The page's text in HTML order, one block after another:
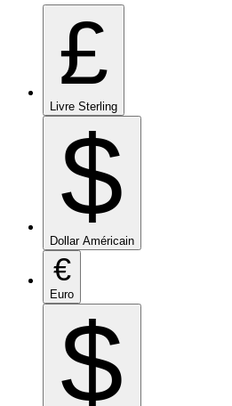
£
Livre Sterling
$
Dollar Américain
€
Euro
$